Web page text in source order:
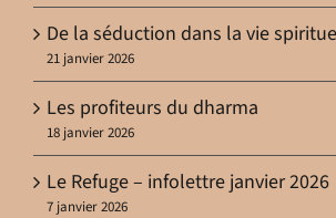
De la séduction dans la vie
21 janvier 2026
Les profiteurs du dharma
18 janvier 2026
Le Refuge – infolettre janvier 2026
7 janvier 2026